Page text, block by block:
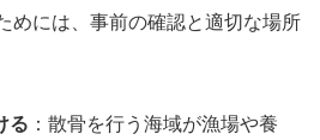
めには、事前の確認と適切な場所
る ：散骨を行う海域が漁場や養